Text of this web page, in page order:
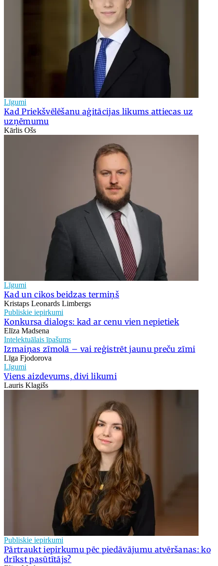
Līgumi
Kad Priekšvēlēšanu aģitācijas likums attiecas uz
uzņēmumu
Kārlis Ošs
Līgumi
Kad un cikos beidzas termiņš
Kristaps Leonards Limbergs
Publiskie iepirkumi
Konkursa dialogs: kad ar cenu vien nepietiek
Elīza Madsena
Intelektuālais īpašums
Izmaiņas zīmolā – vai reģistrēt jaunu preču zīmi
Līga Fjodorova
Līgumi
Viens aizdevums, divi likumi
Lauris Klagišs
Publiskie iepirkumi
Pārtraukt iepirkumu pēc piedāvājumu atvēršanas: ko
drīkst pasūtītājs?